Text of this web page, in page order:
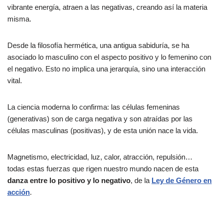
vibrante energía, atraen a las negativas, creando así la materia
misma.
Desde la filosofía hermética, una antigua sabiduría, se ha
asociado lo masculino con el aspecto positivo y lo femenino con
el negativo. Esto no implica una jerarquía, sino una interacción
vital.
La ciencia moderna lo confirma: las células femeninas
(generativas) son de carga negativa y son atraídas por las
células masculinas (positivas), y de esta unión nace la vida.
Magnetismo, electricidad, luz, calor, atracción, repulsión…
todas estas fuerzas que rigen nuestro mundo nacen de esta
danza entre lo positivo y lo negativo, de la Ley de Género en
acción.